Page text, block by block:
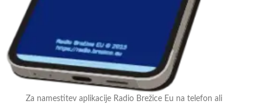
Za namestitev aplikacije Radio Brežice Eu na telefon ali